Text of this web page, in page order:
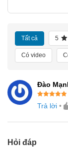
Tất cả 5
Có video
Đào
hạng55
Trả lời •
Hỏi đáp